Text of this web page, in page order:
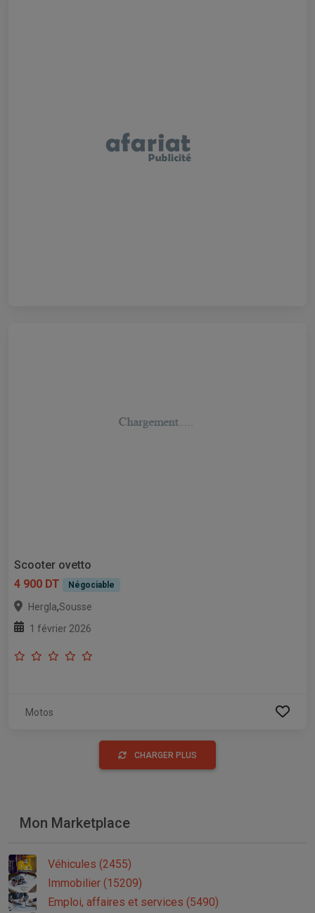
Scooter ovetto
4 900 DT
Négociable
Hergla,Sousse
1 février 2026
Motos
CHARGER PLUS
Mon Marketplace
Véhicules (2455)
Immobilier (15209)
Emploi, affaires et services (5490)